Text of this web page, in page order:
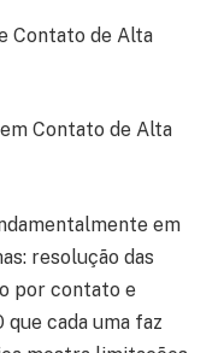
Contato de Alta
Contato de Alta
em
resolução das
por contato e
que cada uma faz